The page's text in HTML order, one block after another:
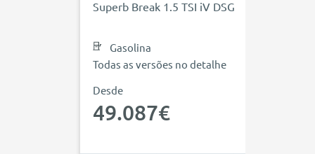
Superb Break 1.5 TSI iV DSG
Gasolina
Todas as versões no detalhe
Desde
49.087€